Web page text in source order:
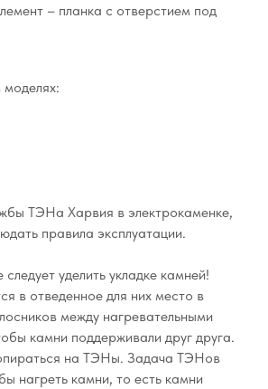
– планка с отверстием под
моделях:
ТЭНа Харвия в электрокаменке,
правила эксплуатации.
уделить укладке камней!
в отведенное для них место в
между нагревательными
камни поддерживали друг друга.
на ТЭНы. Задача ТЭНов
нагреть камни, то есть камни